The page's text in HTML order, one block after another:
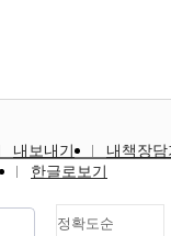
내보내기
내책장담
한글로보기
정확도순